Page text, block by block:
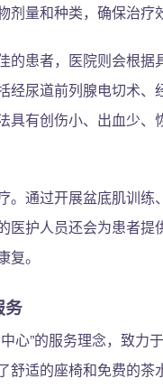
量和种类，确保治疗
的患者，医院则会根
尿道前列腺电切术、
具有创伤小、出血少
。通过开展盆底肌训
医护人员还会为患者
。
务
心”的服务理念，致力
舒适的座椅和免费的